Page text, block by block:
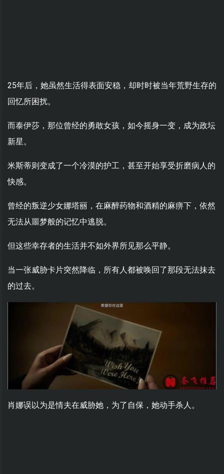
25年后，她虽然生活得表面安稳，却时时被当年荒野生存的
回忆所困扰。
而泰伊莎，那位曾经的勇敢女孩，如今摇身一变，成为政坛
新星。
米斯蒂则变成了一个冷漠的护工，甚至开始享受折磨病人的
快感。
曾经的叛逆少女娜塔丽，在麻醉药物和酒精的麻痹下，依然
无法从噩梦般的记忆中逃脱。
但这些幸存者的生活并不如外界所见那么平静。
当一张威胁卡片突然降临，所有人都被唤回了那段无法抹去
的过去。
肖娜误以为是情夫在威胁她，为了自保，她动手杀人。